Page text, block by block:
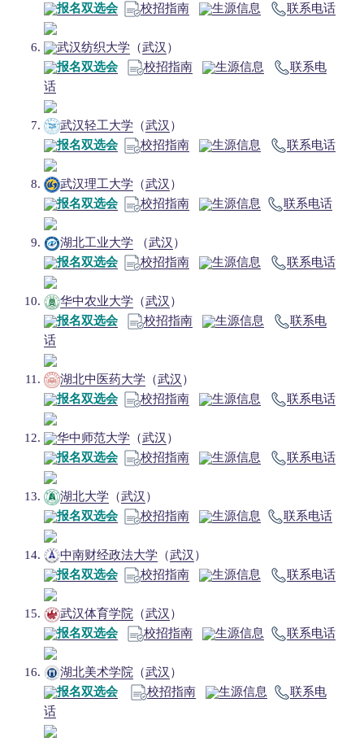
报名双选会
校招指南 生源信息 联系电话
武汉纺织大学 （武汉 ）
报名双选会
校招指南 生源信息
联系电
话
武汉轻工大学 （武汉 ）
报名双选会
校招指南 生源信息 联系电话
武汉理工大学 （武汉 ）
报名双选会
校招指南 生源信息 联系电话
湖北工业大学 （武汉 ）
报名双选会
校招指南 生源信息 联系电话
华中农业大学 （武汉 ）
报名双选会
校招指南 生源信息
联系电
话
湖北中医药大学 （武汉 ）
报名双选会
校招指南 生源信息 联系电话
华中师范大学 （武汉 ）
报名双选会
校招指南 生源信息 联系电话
湖北大学 （武汉 ）
报名双选会
校招指南 生源信息 联系电话
中南财经政法大学 （武汉 ）
报名双选会
校招指南 生源信息 联系电话
武汉体育学院 （武汉 ）
报名双选会
校招指南 生源信息 联系电话
湖北美术学院 （武汉 ）
报名双选会
校招指南 生源信息
联系电
话